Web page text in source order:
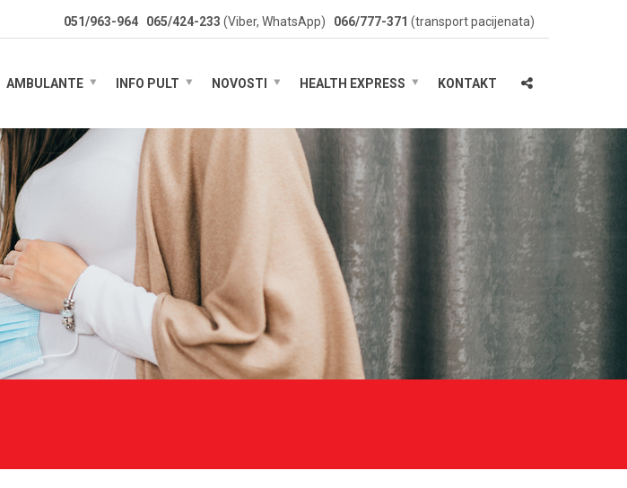
051/963-964 065/424-233 (Viber, WhatsApp) 066/777-371 (transport pacijenata)
AMBULANTE INFO PULT NOVOSTI HEALTH EXPRESS KONTAKT